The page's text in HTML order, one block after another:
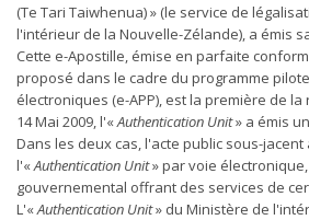
(Te Tari Taiwhenua) » (le service de
l'intérieur de la Nouvelle-Zélande), a émis
Cette e-Apostille, émise en parfaite
proposé dans le cadre du programme
électroniques (e-APP), est la première de la
14 Mai 2009, l'«Authentication Unit» a émis
Dans les deux cas, l'acte public sous-jacent
l'«Authentication Unit» par voie
gouvernemental offrant des services de
L'«Authentication Unit» du Ministère de